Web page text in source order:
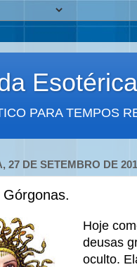
Esotérica
PARA TEMPOS
27 DE SETEMBRO DE
Hoje
deusas
oculto.